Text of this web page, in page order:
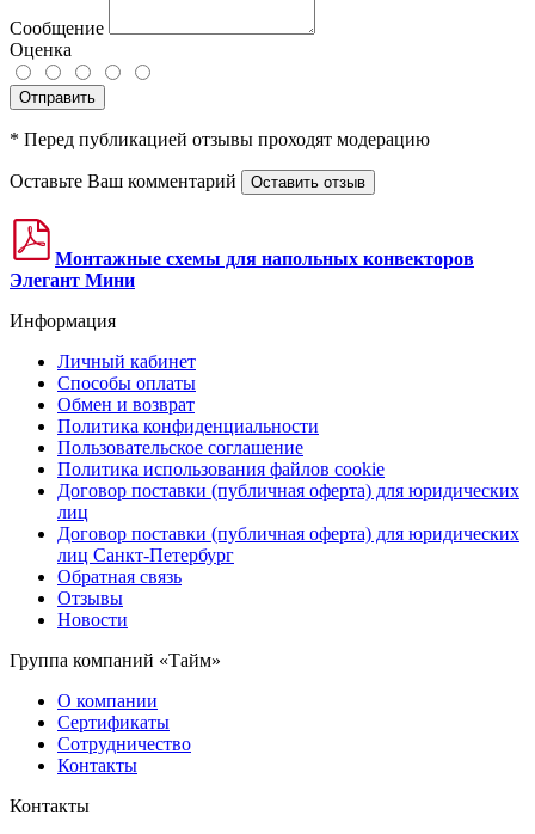
Сообщение
Оценка
Отправить
* Перед публикацией отзывы проходят модерацию
Оставьте Ваш комментарий Оставить отзыв
Монтажные схемы для напольных конвекторов
Элегант Мини
Информация
Личный кабинет
Способы оплаты
Обмен и возврат
Политика конфиденциальности
Пользовательское соглашение
Политика использования файлов cookie
Договор поставки (публичная оферта) для юридических
лиц
Договор поставки (публичная оферта) для юридических
лиц Санкт-Петербург
Обратная связь
Отзывы
Новости
Группа компаний «Тайм»
О компании
Сертификаты
Сотрудничество
Контакты
Контакты